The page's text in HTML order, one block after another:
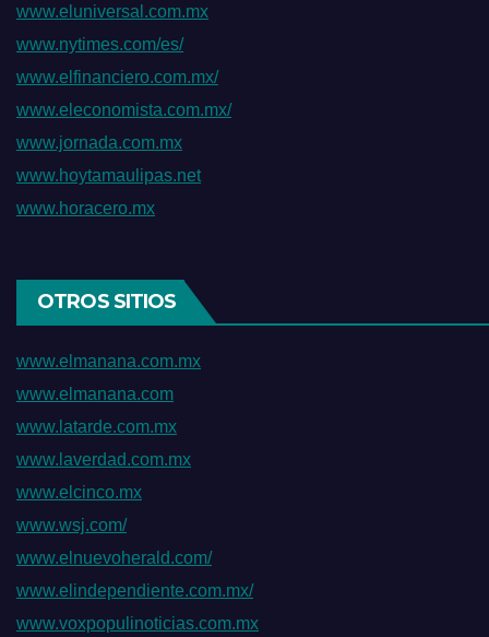
www.eluniversal.com.mx
www.nytimes.com/es/
www.elfinanciero.com.mx/
www.eleconomista.com.mx/
www.jornada.com.mx
www.hoytamaulipas.net
www.horacero.mx
OTROS SITIOS
www.elmanana.com.mx
www.elmanana.com
www.latarde.com.mx
www.laverdad.com.mx
www.elcinco.mx
www.wsj.com/
www.elnuevoherald.com/
www.elindependiente.com.mx/
www.voxpopulinoticias.com.mx